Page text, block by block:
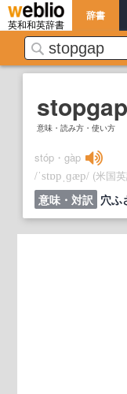
英和和英辞書
辞書
stopgap
意味・読み方・使い方
stóp・gàp
/ˈstɒpˌɡæp/ (米国
意味・対訳 穴ふ